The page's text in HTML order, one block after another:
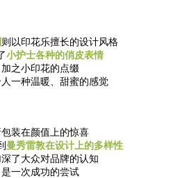
则以印花乐擅长的设计风格
小护士各种的俏皮表情
加之小印花的点缀
一种温暖、甜蜜的感觉
包装在颜值上的惊喜
曼秀雷敦在设计上的多样性
了大众对品牌的认知
是一次成功的尝试